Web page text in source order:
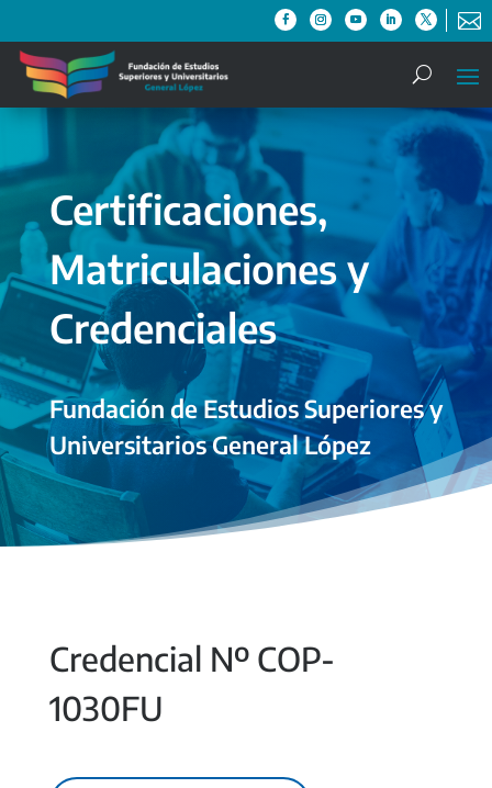

Certificaciones,
Matriculaciones y
Credenciales
Fundación de Estudios Superiores y
Universitarios General López
Credencial Nº COP-
1030FU